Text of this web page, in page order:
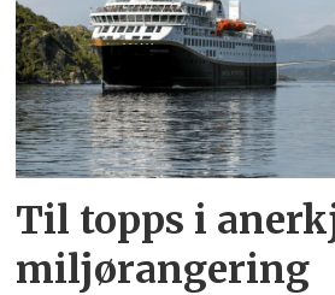
Til topps i
miljørangering